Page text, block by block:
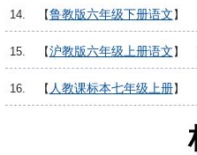
14. 【鲁教版六年级下册语文 】
15. 【沪教版六年级上册语文 】
16. 【 人教课标本七年级上册